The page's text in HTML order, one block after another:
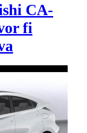
CA-
fi